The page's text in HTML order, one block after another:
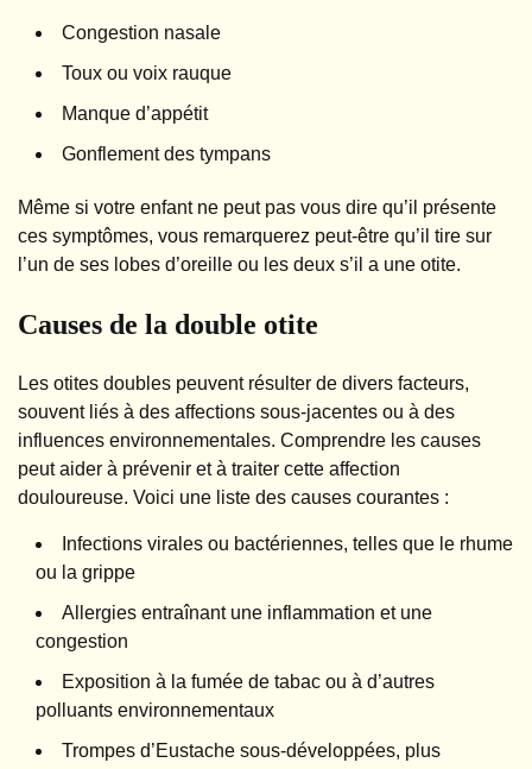
Congestion nasale
Toux ou voix rauque
Manque d’appétit
Gonflement des tympans
Même si votre enfant ne peut pas vous dire qu’il présente
ces symptômes, vous remarquerez peut-être qu’il tire sur
l’un de ses lobes d’oreille ou les deux s’il a une otite.
Causes de la double otite
Les otites doubles peuvent résulter de divers facteurs,
souvent liés à des affections sous-jacentes ou à des
influences environnementales. Comprendre les causes
peut aider à prévenir et à traiter cette affection
douloureuse. Voici une liste des causes courantes :
Infections virales ou bactériennes, telles que le rhume
ou la grippe
Allergies entraînant une inflammation et une
congestion
Exposition à la fumée de tabac ou à d’autres
polluants environnementaux
Trompes d’Eustache sous-développées, plus